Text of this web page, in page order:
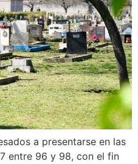
a presentarse en las
entre 96 y 98, con el fin